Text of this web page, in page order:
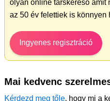
olyan online társkereső amit
az 50 év felettiek is könnyen
Ingyenes regisztráció
Mai kedvenc
Kérdezd meg tőle, hogy mi a